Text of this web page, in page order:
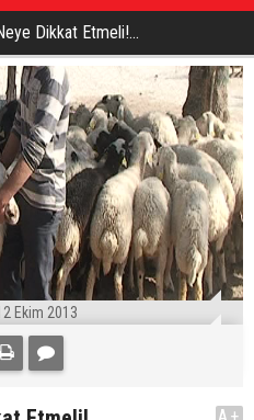
Dikkat Etmeli!...
Ekim 2013